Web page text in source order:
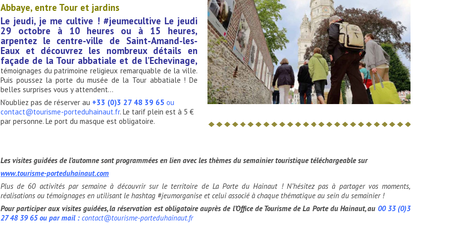
Abbaye, entre Tour et jardins
Le jeudi, je me cultive ! #jeumecultive Le jeudi
29 octobre à 10 heures ou à 15 heures,
arpentez le centre-ville de Saint-Amand-les-
Eaux et découvrez les nombreux détails en
façade de la Tour abbatiale et de l’Echevinage,
témoignages du patrimoine religieux remarquable de la ville.
Puis poussez la porte du musée de la Tour abbatiale ! De
belles surprises vous y attendent…
N’oubliez pas de réserver au +33 (0)3 27 48 39 65 ou
contact@tourisme-porteduhainaut.fr. Le tarif plein est à 5 €
par personne. Le port du masque est obligatoire.
Les visites guidées de l’automne sont programmées en lien avec les thèmes du semainier touristique téléchargeable sur
www.tourisme-porteduhainaut.com
Plus de 60 activités par semaine à découvrir sur le territoire de La Porte du Hainaut ! N’hésitez pas à partager vos moments,
réalisations ou témoignages en utilisant le hashtag #jeumorganise et celui associé à chaque thématique au sein du semainier !
Pour participer aux visites guidées, la réservation est obligatoire auprès de l’Office de Tourisme de La Porte du Hainaut, au 00 33 (0)3
27 48 39 65 ou par mail : contact@tourisme-porteduhainaut.fr